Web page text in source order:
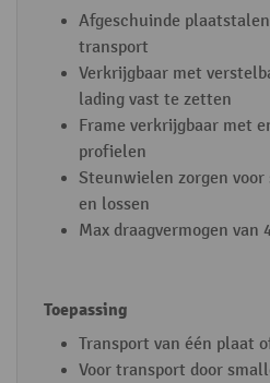
Afgeschuinde
transport
Verkrijgbaar met
lading vast te zetten
Frame verkrijgbaar met
profielen
Steunwielen zorgen
en lossen
Max draagvermogen van
Transport van één plaat
Voor transport door